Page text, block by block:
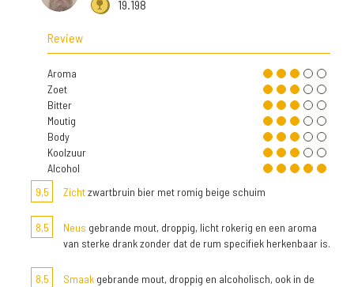
19.198
Review
Aroma
Zoet
Bitter
Moutig
Body
Koolzuur
Alcohol
9,5
Zichtzwartbruin bier met romig beige schuim
8,5 Neus gebrande mout, droppig, licht rokerig en een aroma
van sterke drank zonder dat de rum specifiek herkenbaar is.
8,5 Smaak gebrande mout, droppig en alcoholisch, ook in de